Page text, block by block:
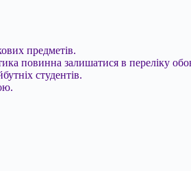
предметів.
повинна залишатися в переліку
студентів.